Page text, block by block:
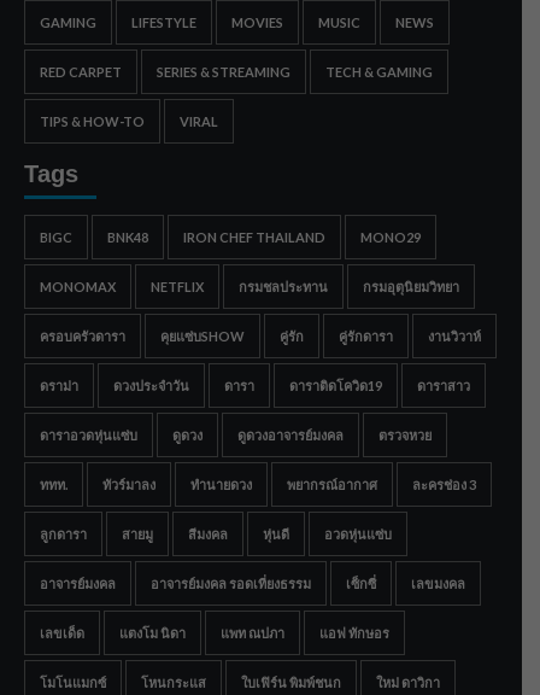
GAMING LIFESTYLE MOVIES MUSIC NEWS
RED CARPET SERIES & STREAMING TECH & GAMING
TIPS & HOW-TO VIRAL
Tags
BIGC BNK48 IRON CHEF THAILAND MONO29
MONOMAX NETFLIX กรมชลประทาน กรมอุตุนิยมวิทยา
ครอบครัวดารา คุยแซ่บSHOW คู่รัก คู่รักดารา งานวิวาห์
ดราม่า ดวงประจำวัน ดารา ดาราติดโควิด19 ดาราสาว
ดาราอวดหุ่นแซ่บ ดูดวง ดูดวงอาจารย์มงคล ตรวจหวย
ททท. ทัวร์มาลง ทำนายดวง พยากรณ์อากาศ ละครช่อง 3
ลูกดารา สายมู สีมงคล หุ่นดี อวดหุ่นแซ่บ
อาจารย์มงคล อาจารย์มงคล รอดเที่ยงธรรม เซ็กซี่ เลขมงคล
เลขเด็ด แตงโม นิดา แพท ณปภา แอฟ ทักษอร
โมโนแมกซ์ โหนกระแส ใบเฟิร์น พิมพ์ชนก ใหม่ ดาวิกา